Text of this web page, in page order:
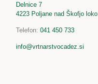
Delnice 7
4223 Poljane nad Škofjo loko
Telefon: 041 450 733
info@vrtnarstvocadez.si